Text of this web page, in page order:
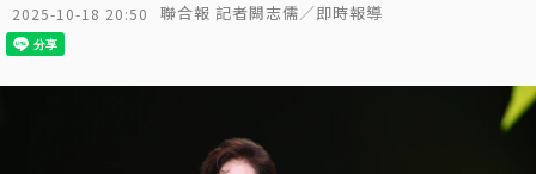
2025-10-18 20:50 聯合報 記者闕志儒／即時報導